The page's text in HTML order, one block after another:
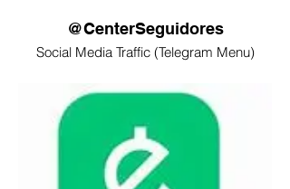
@CenterSeguidores
Social Media Traffic (Telegram Menu)